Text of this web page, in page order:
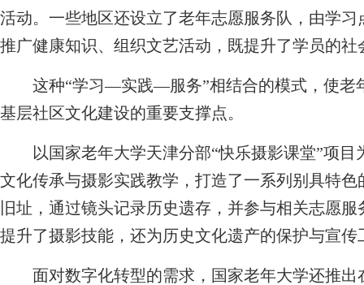
活动。一些地区还设立了老年志愿服务队，由学
推广健康知识、组织文艺活动，既提升了学员的
这种“学习—实践—服务”相结合的模式，使老
基层社区文化建设的重要支撑点。
以国家老年大学天津分部“快乐摄影课堂”项目
文化传承与摄影实践教学，打造了一系列别具特
旧址，通过镜头记录历史遗存，并参与相关志愿
提升了摄影技能，还为历史文化遗产的保护与宣传
面对数字化转型的需求，国家老年大学还推出